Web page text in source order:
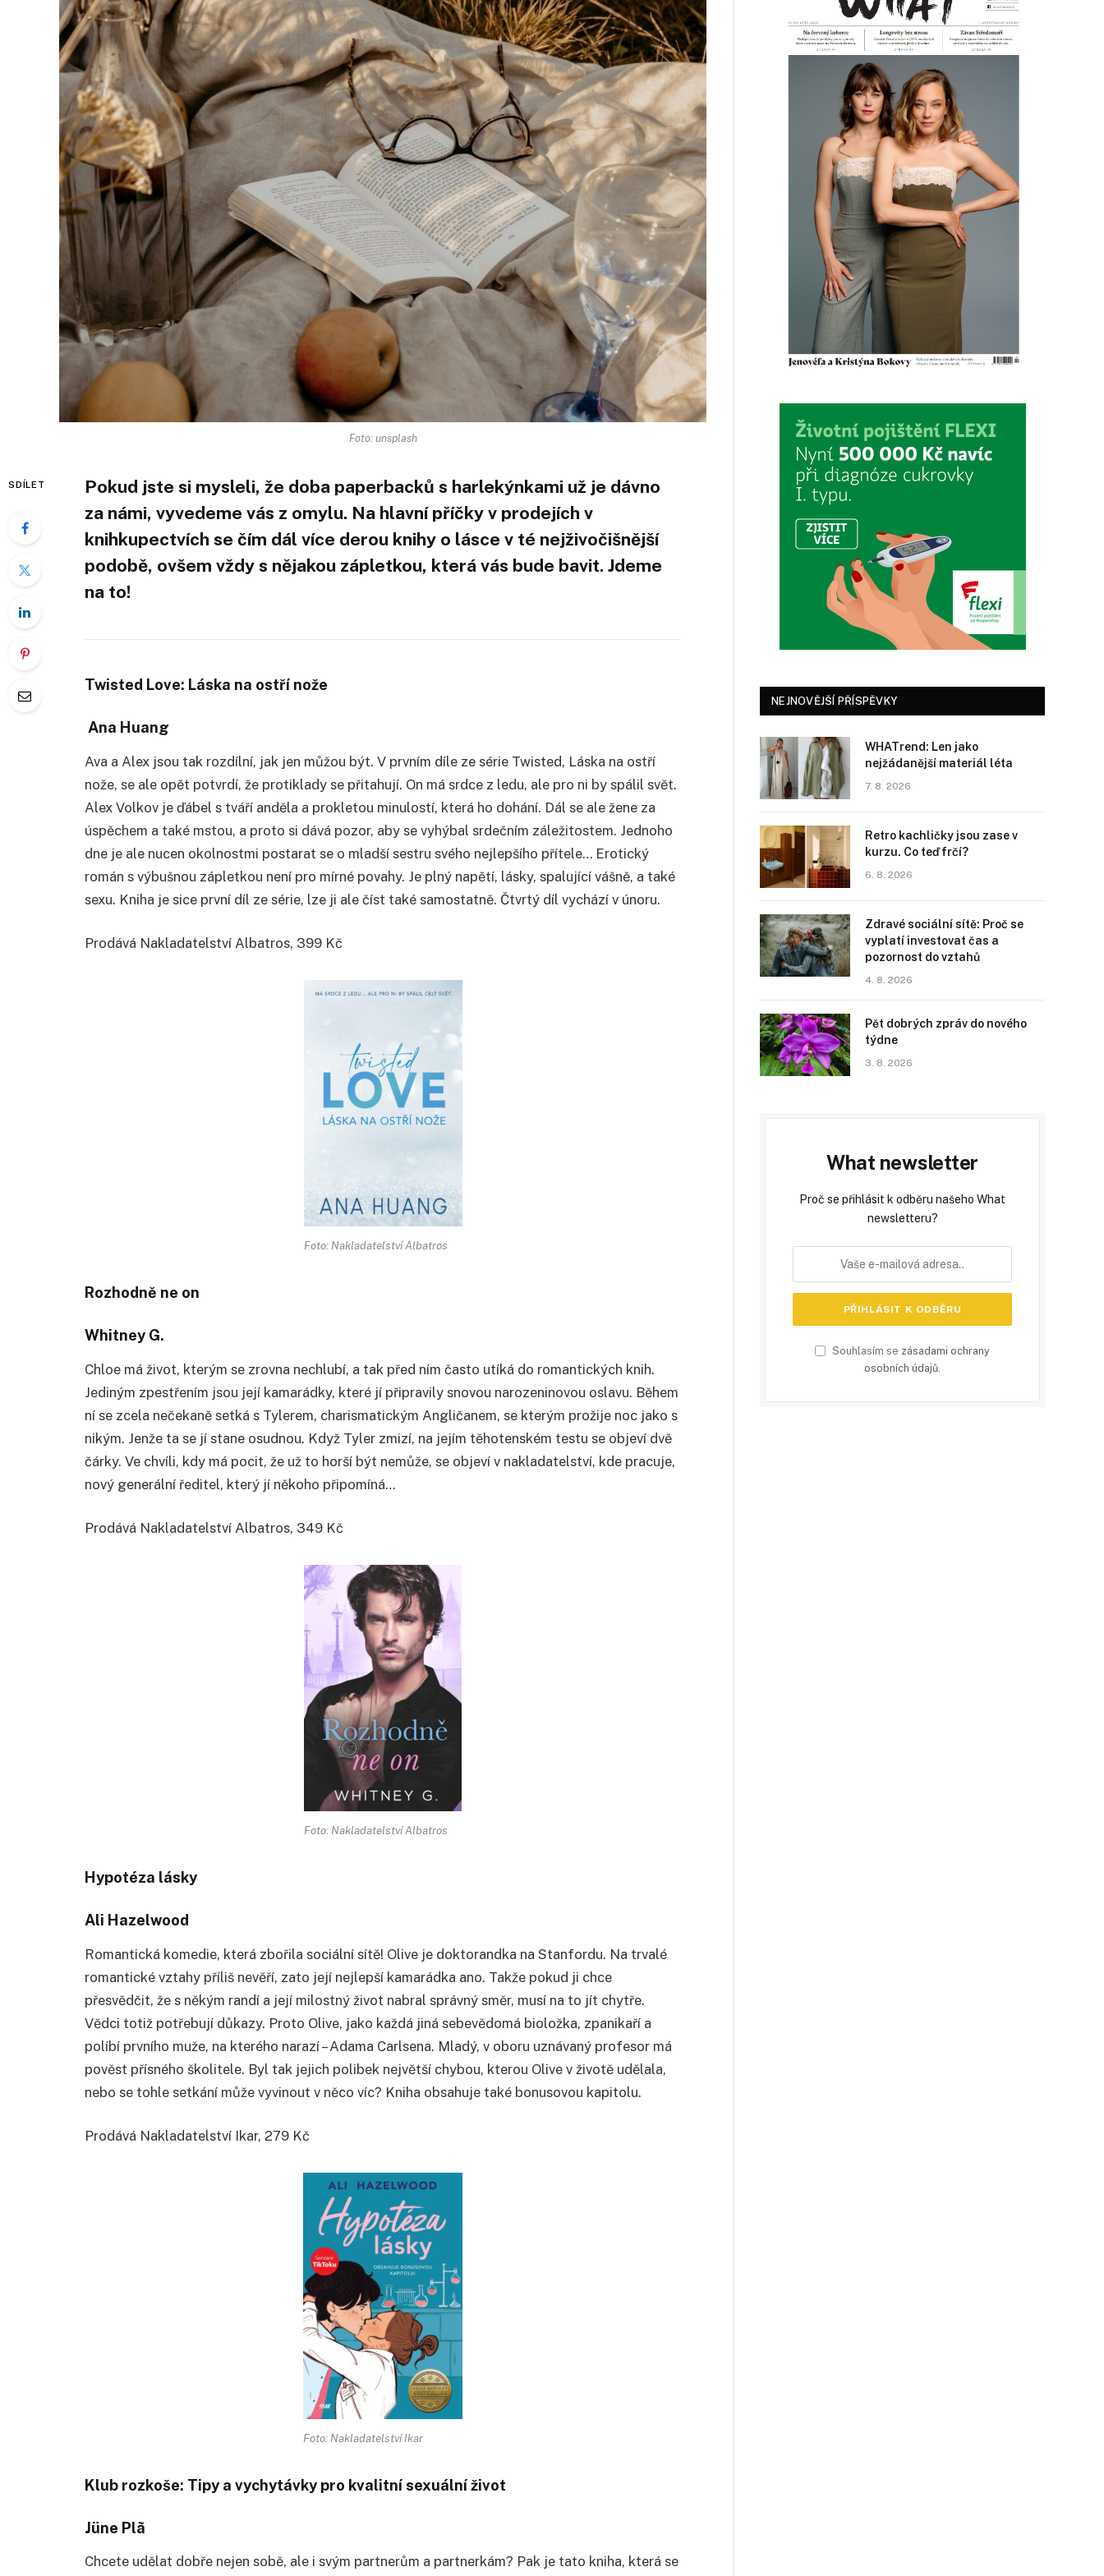
Foto: unsplash
SDÍLET
Pokud jste si mysleli, že doba paperbacků s harlekýnkami už je dávno
za námi, vyvedeme vás z omylu. Na hlavní příčky v prodejích v
knihkupectvích se čím dál více derou knihy o lásce v té nejživočišnější
podobě, ovšem vždy s nějakou zápletkou, která vás bude bavit. Jdeme
na to!
Twisted Love: Láska na ostří nože
Ana Huang
Ava a Alex jsou tak rozdílní, jak jen můžou být. V prvním díle ze série Twisted, Láska na ostří
nože, se ale opět potvrdí, že protiklady se přitahují. On má srdce z ledu, ale pro ni by spálil svět.
Alex Volkov je ďábel s tváří anděla a prokletou minulostí, která ho dohání. Dál se ale žene za
úspěchem a také mstou, a proto si dává pozor, aby se vyhýbal srdečním záležitostem. Jednoho
dne je ale nucen okolnostmi postarat se o mladší sestru svého nejlepšího přítele… Erotický
román s výbušnou zápletkou není pro mírné povahy. Je plný napětí, lásky, spalující vášně, a také
sexu. Kniha je sice první díl ze série, lze ji ale číst také samostatně. Čtvrtý díl vychází v únoru.
Prodává Nakladatelství Albatros, 399 Kč
Foto: Nakladatelství Albatros
Rozhodně ne on
Whitney G.
Chloe má život, kterým se zrovna nechlubí, a tak před ním často utíká do romantických knih.
Jediným zpestřením jsou její kamarádky, které jí připravily snovou narozeninovou oslavu. Během
ní se zcela nečekaně setká s Tylerem, charismatickým Angličanem, se kterým prožije noc jako s
nikým. Jenže ta se jí stane osudnou. Když Tyler zmizí, na jejím těhotenském testu se objeví dvě
čárky. Ve chvíli, kdy má pocit, že už to horší být nemůže, se objeví v nakladatelství, kde pracuje,
nový generální ředitel, který jí někoho připomíná…
Prodává Nakladatelství Albatros, 349 Kč
Foto: Nakladatelství Albatros
Hypotéza lásky
Ali Hazelwood
Romantická komedie, která zbořila sociální sítě! Olive je doktorandka na Stanfordu. Na trvalé
romantické vztahy příliš nevěří, zato její nejlepší kamarádka ano. Takže pokud ji chce
přesvědčit, že s někým randí a její milostný život nabral správný směr, musí na to jít chytře.
Vědci totiž potřebují důkazy. Proto Olive, jako každá jiná sebevědomá bioložka, zpanikaří a
políbí prvního muže, na kterého narazí – Adama Carlsena. Mladý, v oboru uznávaný profesor má
pověst přísného školitele. Byl tak jejich polibek největší chybou, kterou Olive v životě udělala,
nebo se tohle setkání může vyvinout v něco víc? Kniha obsahuje také bonusovou kapitolu.
Prodává Nakladatelství Ikar, 279 Kč
Foto: Nakladatelství Ikar
Klub rozkoše: Tipy a vychytávky pro kvalitní sexuální život
Jüne Plã
Chcete udělat dobře nejen sobě, ale i svým partnerům a partnerkám? Pak je tato kniha, která se
NEJNOVĚJŠÍ PŘÍSPĚVKY
WHATrend: Len jako
nejžádanější materiál léta
7. 8. 2026
Retro kachličky jsou zase v
kurzu. Co teď frčí?
6. 8. 2026
Zdravé sociální sítě: Proč se
vyplatí investovat čas a
pozornost do vztahů
4. 8. 2026
Pět dobrých zpráv do nového
týdne
3. 8. 2026
What newsletter
Proč se přihlásit k odběru našeho What
newsletteru?
Souhlasím se zásadami ochrany
osobních údajů